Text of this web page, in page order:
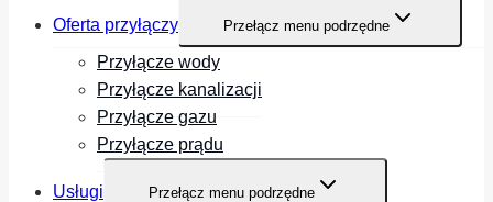
Oferta przyłączy Przełącz menu podrzędne
Przyłącze wody
Przyłącze kanalizacji
Przyłącze gazu
Przyłącze prądu
Usługi Przełącz menu podrzędne